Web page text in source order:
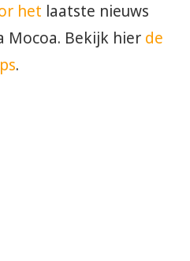
het laatste nieuws
Mocoa. Bekijk hier de
.